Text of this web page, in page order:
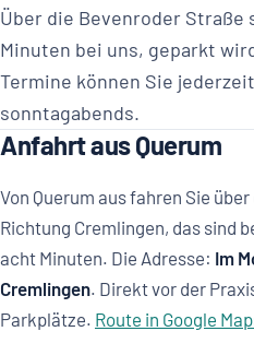
Über die Bevenroder Straße
Minuten bei uns, geparkt
Termine können Sie
sonntagabends.
Anfahrt aus Querum
Von Querum aus fahren Sie
Richtung Cremlingen, das sind
acht Minuten. Die Adresse: Im
Cremlingen. Direkt vor der
Parkplätze. Route in Google